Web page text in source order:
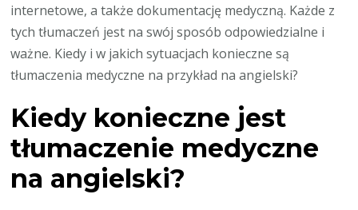
internetowe, a także dokumentację medyczną. Każde z
tych tłumaczeń jest na swój sposób odpowiedzialne i
ważne. Kiedy i w jakich sytuacjach konieczne są
tłumaczenia medyczne na przykład na angielski?
Kiedy konieczne jest
tłumaczenie medyczne
na angielski?